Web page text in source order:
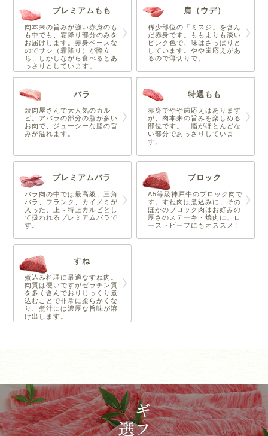
プレミアムもも
肉本来の旨みが強い赤身のも
も中でも、霜降り部分のみを
お届けします。赤身ベースな
のでサシ（霜降り）が際立
ち、しかしながら食べるとあ
っさりとしています。
肩（ウデ）
稀少部位の「ミスジ」を含ん
だ赤身です。ももよりも淡い
ピンク色で、味はさっぱりと
しています。やや歯応えがあ
るので薄切りで。
バラ
焼肉屋さんで大人気のカル
ビ。アバラの部分の脂が多い
お肉で、ジューシーな脂の旨
みが溢れます。
特選もも
赤身でやや歯応えはあります
が、肉本来の旨みを楽しめる
部位です。 脂がほとんどな
い部分であっさりしていま
す。
プレミアムバラ
バラ肉の中では最高級、三角
バラ、フランク、カイノミが
入った、上～特上カルビとし
て扱われるプレミアムバラで
す。
ブロック
A5等級神戸牛のブロック肉で
す。すね肉は煮込みに、その
ほかのブロック肉はお好みの
厚さのステーキ・焼肉に、ロ
ーストビーフにもオススメ！
すね
煮込み料理に最適なすね肉。
肉質は硬いですがゼラチン質
を多く含んでおりじっくり煮
込むことで非常に柔らかくな
り、煮汁には濃厚な旨味が溶
け出します。